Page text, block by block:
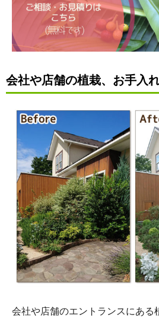
会社や店舗の植栽、お手入
会社や店舗のエントランスにある